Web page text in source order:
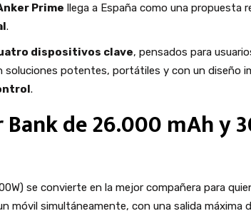
Prime llega a España como una propuesta
.
dispositivos clave, pensados para
soluciones potentes, portátiles y con un diseño
.
de 26.000 mAh y
se convierte en la mejor compañera para
móvil simultáneamente, con una salida máxima